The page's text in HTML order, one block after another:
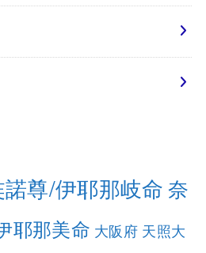
尊/伊耶那岐命 奈
耶那美命 大阪府 天照大